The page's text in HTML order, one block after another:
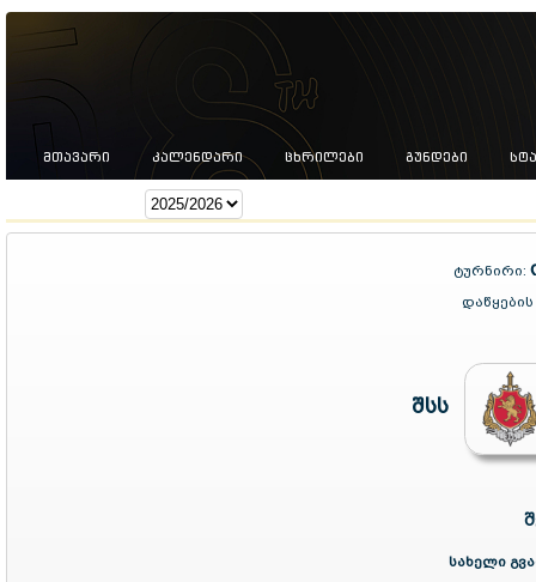
ᲛᲗᲐᲕᲐᲠᲘ ᲙᲐᲚᲔᲜᲓᲐᲠᲘ ᲪᲮᲠᲘᲚᲔᲑᲘ ᲒᲣᲜᲓᲔᲑᲘ
ტურნირი:
შსს
სახელი